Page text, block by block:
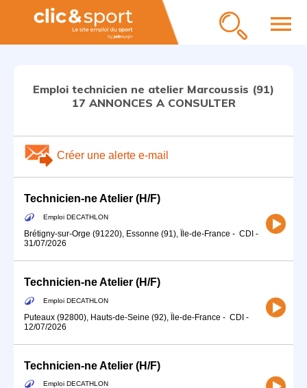
menu
Emploi technicien ne atelier Marcoussis (91)
17 ANNONCES A CONSULTER
Créer une alerte e-mail
Technicien-ne Atelier (H/F)
Emploi DECATHLON
Brétigny-sur-Orge (91220), Essonne (91), Île-de-France - CDI -
31/07/2026
Technicien-ne Atelier (H/F)
Emploi DECATHLON
Puteaux (92800), Hauts-de-Seine (92), Île-de-France - CDI -
12/07/2026
Technicien-ne Atelier (H/F)
Emploi DECATHLON